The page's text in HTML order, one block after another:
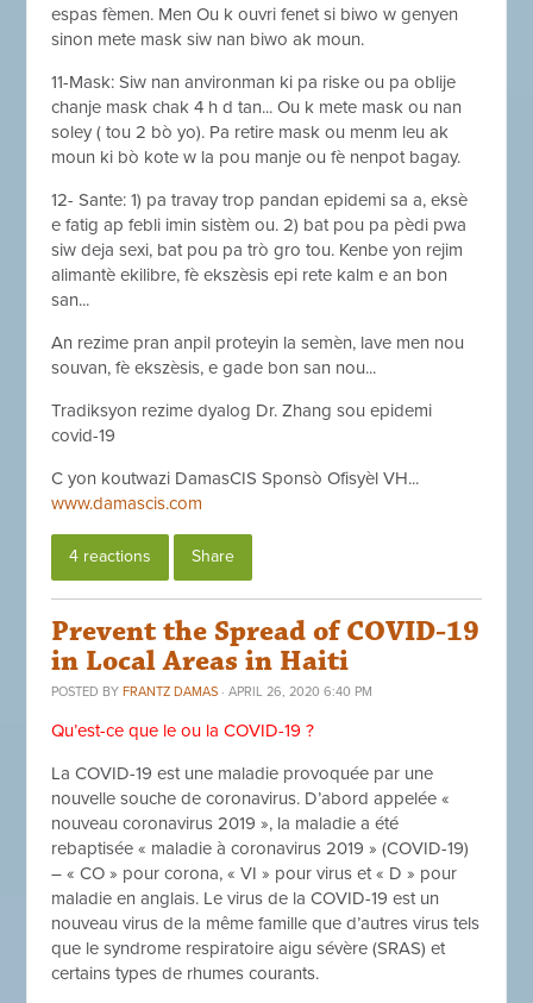
espas fèmen. Men Ou k ouvri fenet si biwo w genyen
sinon mete mask siw nan biwo ak moun.
11-Mask: Siw nan anvironman ki pa riske ou pa oblije
chanje mask chak 4 h d tan... Ou k mete mask ou nan
soley ( tou 2 bò yo). Pa retire mask ou menm leu ak
moun ki bò kote w la pou manje ou fè nenpot bagay.
12- Sante: 1) pa travay trop pandan epidemi sa a, eksè
e fatig ap febli imin sistèm ou. 2) bat pou pa pèdi pwa
siw deja sexi, bat pou pa trò gro tou. Kenbe yon rejim
alimantè ekilibre, fè ekszèsis epi rete kalm e an bon
san...
An rezime pran anpil proteyin la semèn, lave men nou
souvan, fè ekszèsis, e gade bon san nou...
Tradiksyon rezime dyalog Dr. Zhang sou epidemi
covid-19
C yon koutwazi DamasCIS Sponsò Ofisyèl VH...
www.damascis.com
4 reactions Share
Prevent the Spread of COVID-19
in Local Areas in Haiti
POSTED BYFRANTZ DAMAS · APRIL 26, 2020 6:40 PM
Qu’est-ce que le ou la COVID-19 ?
La COVID-19 est une maladie provoquée par une
nouvelle souche de coronavirus. D’abord appelée «
nouveau coronavirus 2019 », la maladie a été
rebaptisée « maladie à coronavirus 2019 » (COVID-19)
– « CO » pour corona, « VI » pour virus et « D » pour
maladie en anglais. Le virus de la COVID-19 est un
nouveau virus de la même famille que d’autres virus tels
que le syndrome respiratoire aigu sévère (SRAS) et
certains types de rhumes courants.